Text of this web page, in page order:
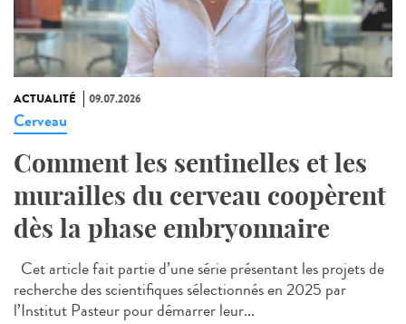
ACTUALITÉ 09.07.2026
Cerveau
Comment les sentinelles et les
murailles du cerveau coopèrent
dès la phase embryonnaire
Cet article fait partie d’une série présentant les projets de
recherche des scientifiques sélectionnés en 2025 par
l’Institut Pasteur pour démarrer leur...